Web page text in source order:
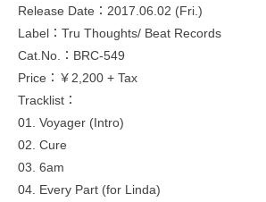
Release Date：2017.06.02 (Fri.)
Label：Tru Thoughts/ Beat Records
Cat.No.：BRC-549
Price：￥2,200 + Tax
Tracklist：
01. Voyager (Intro)
02. Cure
03. 6am
04. Every Part (for Linda)